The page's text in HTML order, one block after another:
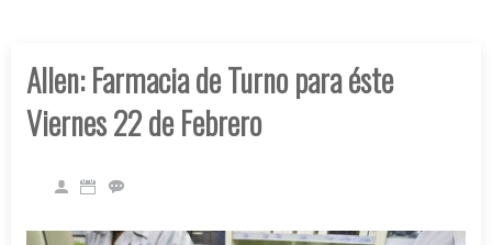
Allen: Farmacia de Turno para éste
Viernes 22 de Febrero